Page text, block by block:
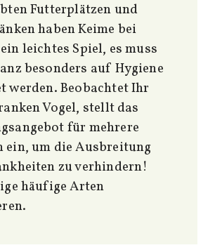
Futterplätzen und
haben Keime bei
leichtes Spiel, es muss
besonders auf Hygiene
werden. Beobachtet Ihr
Vogel, stellt das
für mehrere
ein, um die Ausbreitung
zu verhindern!
häufige Arten